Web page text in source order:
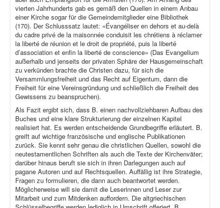
vierten Jahrhunderts gab es gemäß den Quellen in einem Anbau
einer Kirche sogar für die Gemeindemitglieder eine Bibliothek
(170). Der Schlusssatz lautet: «Évangéliser en dehors et au-delà
du cadre privé de la maisonnée conduisit les chrétiens à réclamer
la liberté de réunion et le droit de propriété, puis la liberté
d’association et enfin la liberté de conscience» (Das Evangelium
außerhalb und jenseits der privaten Sphäre der Hausgemeinschaft
zu verkünden brachte die Christen dazu, für sich die
Versammlungsfreiheit und das Recht auf Eigentum, dann die
Freiheit für eine Vereinsgründung und schließlich die Freiheit des
Gewissens zu beanspruchen).
Als Fazit ergibt sich, dass B. einen nachvollziehbaren Aufbau des
Buches und eine klare Strukturierung der einzelnen Kapitel
realisiert hat. Es werden entscheidende Grundbegriffe erläutert. B.
greift auf wichtige französische und englische Publikationen
zurück. Sie kennt sehr genau die christlichen Quellen, sowohl die
neutestamentlichen Schriften als auch die Texte der Kirchenväter;
darüber hinaus beruft sie sich in ihren Darlegungen auch auf
pagane Autoren und auf Rechtsquellen. Auffällig ist ihre Strategie,
Fragen zu formulieren, die dann auch beantwortet werden.
Möglicherweise will sie damit die Leserinnen und Leser zur
Mitarbeit und zum Mitdenken auffordern. Die altgriechischen